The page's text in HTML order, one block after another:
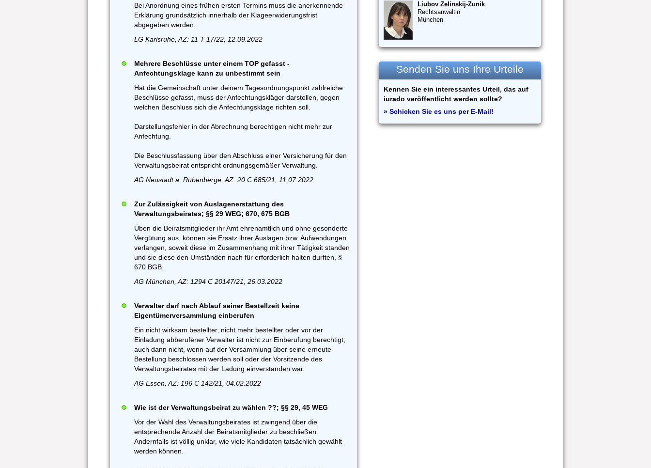
Bei Anordnung eines frühen ersten Termins muss die anerkennende
Erklärung grundsätzlich innerhalb der Klageerwiderungsfrist
abgegeben werden.
LG Karlsruhe, AZ: 11 T 17/22, 12.09.2022
Mehrere Beschlüsse unter einem TOP gefasst -
Anfechtungsklage kann zu unbestimmt sein
Hat die Gemeinschaft unter deinem Tagesordnungspunkt zahlreiche
Beschlüsse gefasst, muss der Anfechtungskläger darstellen, gegen
welchen Beschluss sich die Anfechtungsklage richten soll.
Darstellungsfehler in der Abrechnung berechtigen nicht mehr zur
Anfechtung.
Die Beschlussfassung über den Abschluss einer Versicherung für den
Verwaltungsbeirat entspricht ordnungsgemäßer Verwaltung.
AG Neustadt a. Rübenberge, AZ: 20 C 685/21, 11.07.2022
Zur Zulässigkeit von Auslagenerstattung des
Verwaltungsbeirates; §§ 29 WEG; 670, 675 BGB
Üben die Beiratsmitglieder ihr Amt ehrenamtlich und ohne gesonderte
Vergütung aus, können sie Ersatz ihrer Auslagen bzw. Aufwendungen
verlangen, soweit diese im Zusammenhang mit ihrer Tätigkeit standen
und sie diese den Umständen nach für erforderlich halten durften, §
670 BGB.
AG München, AZ: 1294 C 20147/21, 26.03.2022
Verwalter darf nach Ablauf seiner Bestellzeit keine
Eigentümerversammlung einberufen
Ein nicht wirksam bestellter, nicht mehr bestellter oder vor der
Einladung abberufener Verwalter ist nicht zur Einberufung berechtigt;
auch dann nicht, wenn auf der Versammlung über seine erneute
Bestellung beschlossen werden soll oder der Vorsitzende des
Verwaltungsbeirates mit der Ladung einverstanden war.
AG Essen, AZ: 196 C 142/21, 04.02.2022
Wie ist der Verwaltungsbeirat zu wählen ??; §§ 29, 45 WEG
Vor der Wahl des Verwaltungsbeirates ist zwingend über die
entsprechende Anzahl der Beiratsmitglieder zu beschließen.
Andernfalls ist völlig unklar, wie viele Kandidaten tatsächlich gewählt
werden können.
Liubov Zelinskij-Zunik
Rechtsanwältin
München
Senden Sie uns Ihre Urteile
Kennen Sie ein interessantes Urteil, das auf
iurado veröffentlicht werden sollte?
» Schicken Sie es uns per E-Mail!